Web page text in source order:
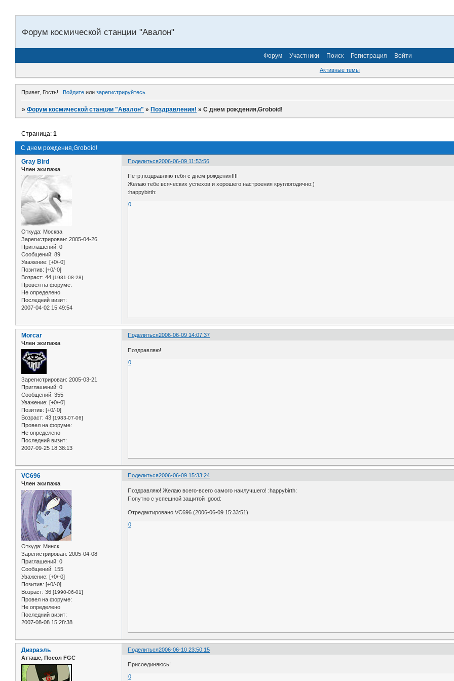
Форум космической станции "Авалон"
Форум Участники Поиск Регистрация Войти
Активные темы
Привет, Гость! Войдитеили зарегистрируйтесь.
»Форум космической станции "Авалон" »Поздравления! »С днем рождения,Groboid!
С днем рождения,Groboid!
Страница:1
Поделиться2006-06-09 11:53:56
Gray Bird
Член экипажа
Откуда: Москва
Зарегистрирован: 2005-04-26
Приглашений: 0
Сообщений: 89
Уважение: [+0/-0]
Позитив: [+0/-0]
Возраст: 44 [1981-08-28]
Провел на форуме:
Не определено
Последний визит:
2007-04-02 15:49:54
Петр,поздравляю тебя с днем рождения!!!!
Желаю тебе всяческих успехов и хорошего настроения круглогодично:)
:happybirth:
0
Поделиться2006-06-09 14:07:37
Morcar
Член экипажа
Зарегистрирован: 2005-03-21
Приглашений: 0
Сообщений: 355
Уважение: [+0/-0]
Позитив: [+0/-0]
Возраст: 43 [1983-07-06]
Провел на форуме:
Не определено
Последний визит:
2007-09-25 18:38:13
Поздравляю!
0
Поделиться2006-06-09 15:33:24
VC696
Член экипажа
Откуда: Минск
Зарегистрирован: 2005-04-08
Приглашений: 0
Сообщений: 155
Уважение: [+0/-0]
Позитив: [+0/-0]
Возраст: 36 [1990-06-01]
Провел на форуме:
Не определено
Последний визит:
2007-08-08 15:28:38
Поздравляю! Желаю всего-всего самого наилучшего! :happybirth:
Попутно с успешной защитой :good:
Отредактировано VC696 (2006-06-09 15:33:51)
0
Поделиться2006-06-10 23:50:15
Дизраэль
Атташе, Посол FGC
Присоединяюсь!
0